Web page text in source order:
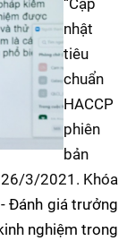
“Cập
nhật
tiêu
chuẩn
HACCP
phiên
bản
3/2021 . Khóa
- Đánh giá trưởng
nghiệm trong